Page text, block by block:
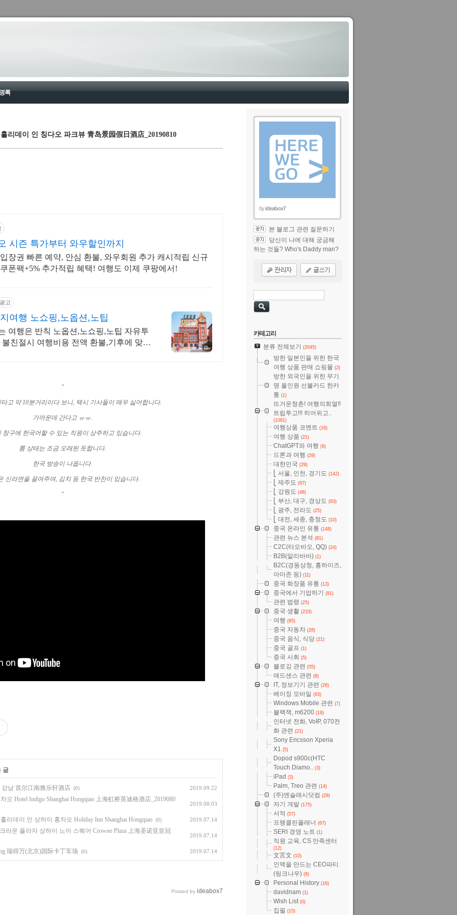
록
리데이 인 칭다오 파크뷰 青岛景园假日酒店_20190810
시즌 특가부터 와우할인까지
장권 빠른 예약, 안심 환불, 와우회원 추가 캐시적립 신규
폰팩+5% 추가적립 혜택! 여행도 이제 쿠팡에서!
광고
여행 노쇼핑,노옵션,노팁
여행은 반칙 노옵션,노쇼핑,노팁 자유투
친절시 여행비용 전액 환불,기후에 맞게
"
고 약 10분거리이다 보니, 택시 기사들이 매우 싫어합니다.
가까운데 간다고 ㅠㅠ.
창구에 한국어할 수 있는 직원이 상주하고 있습니다.
룸 상태는 조금 오래된 듯합니다.
한국 방송이 나옵니다.
신라면을 끌여주며, 김치 등 한국 반찬이 있습니다.
"
글
강남 首尔江南雅乐轩酒店 (0) 2019.09.22
Hotel Indigo Shanghai Hongqiao 上海虹桥英迪格酒店_2019080
2019.08.03
리데이 인 상하이 홍차오 Holiday Inn Shanghai Hongqiao (0) 2019.07.14
크라운 플라자 상하이 노아 스퀘어 Crowne Plaza 上海圣诺亚皇冠
2019.07.14
瑞得万(北京)国际卡丁车场 (0) 2019.07.14
Posted by ideabox7
byideabox7
본 블로그 관련 질문하기
당신이 나에 대해 궁금해
하는 것들? Who's Daddy man?
카테고리
분류 전체보기
(2045)
방한 일본인을 위한 한국
여행 상품 판매 쇼핑몰 (2)
방한 외국인을 위한 무기
명 올인원 선불카드 한카
통 (1)
뜨거운청춘! 여행의희열!!
트립투고!!! 히어위고..
(1091)
여행상품 코멘트 (16)
여행 상품 (21)
ChatGPT와 여행 (6)
드론과 여행 (29)
대한민국 (29)
⎣ 서울, 인천, 경기도 (142)
⎣ 제주도 (97)
⎣ 강원도 (48)
⎣ 부산, 대구, 경상도 (93)
⎣ 광주, 전라도 (25)
⎣ 대전, 세종, 충청도 (10)
중국 온라인 유통 (148)
관련 뉴스 분석 (81)
C2C(타오바오, QQ) (24)
B2B(알리바바) (1)
B2C(경동상청, 홍하이즈,
아마존 등) (11)
중국 화장품 유통 (13)
중국에서 기업하기 (81)
관련 법령 (25)
중국 생활 (233)
여행 (95)
중국 자동차 (28)
중국 음식, 식당 (21)
중국 골프 (1)
중국 사회 (5)
블로깅 관련 (55)
애드센스 관련 (8)
IT, 정보기기 관련 (26)
베이징 모바일 (93)
Windows Mobile 관련 (7)
블랙잭, m6200 (19)
인터넷 전화, VoIP, 070전
화 관련 (21)
Sony Ericsson Xperia
X1 (5)
Dopod s900c(HTC
Touch Diamo.. (3)
iPad (3)
Palm, Treo 관련 (14)
(주)엔슬래시닷컴 (29)
자기 개발 (175)
서적 (57)
프랭클린플래너 (67)
SERI 경영 노트 (1)
직원 교육, CS 만족센터
(12)
文言文 (10)
인맥을 만드는 CEO파티
(링크나우) (8)
Personal History (16)
davidnam (1)
Wish List(0)
집필 (15)